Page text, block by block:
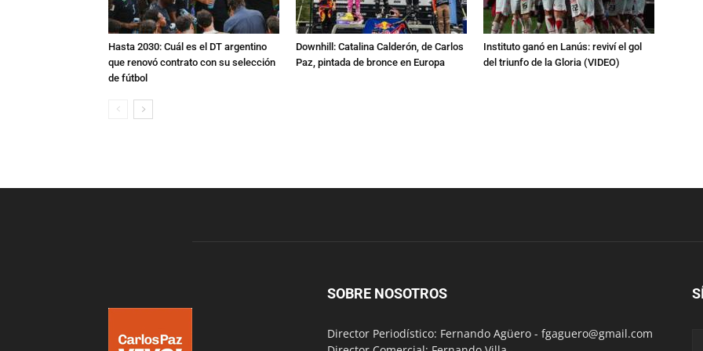
Hasta 2030: Cuál es el DT argentino
que renovó contrato con su selección
de fútbol
Downhill: Catalina Calderón, de Carlos
Paz, pintada de bronce en Europa
Instituto ganó en Lanús: reviví el gol
del triunfo de la Gloria (VIDEO)
SOBRE NOSOTROS
Director Periodístico: Fernando Agüero - fgaguero@gmail.com